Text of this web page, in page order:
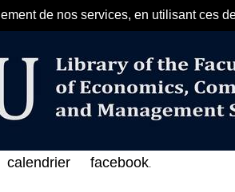
de nos services, en utilisant ces
بكم في الفهرس الإلكتروني
calendrier facebook.